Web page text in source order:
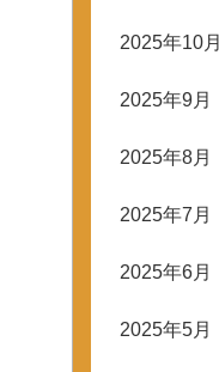
2025年10月
2025年9月
2025年8月
2025年7月
2025年6月
2025年5月